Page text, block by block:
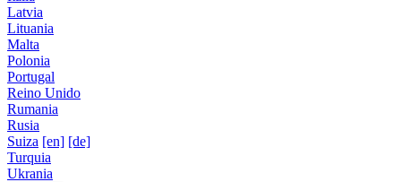
Latvia
Lituania
Malta
Polonia
Portugal
Reino Unido
Rumania
Rusia
Suiza [en] [de]
Turquia
Ukrania